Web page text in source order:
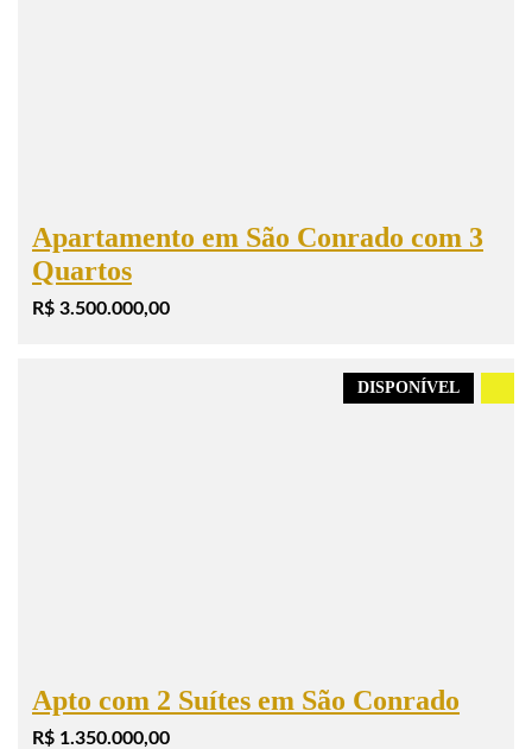
Apartamento em São Conrado com 3
Quartos
R$ 3.500.000,00
DISPONÍVEL
Apto com 2 Suítes em São Conrado
R$ 1.350.000,00